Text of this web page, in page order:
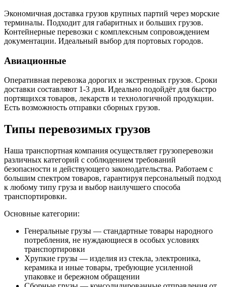
Экономичная доставка грузов крупных партий через морские
терминалы. Подходит для габаритных и больших грузов.
Контейнерные перевозки с комплексным сопровождением
документации. Идеальный выбор для портовых городов.
Авиационные
Оперативная перевозка дорогих и экстренных грузов. Сроки
доставки составляют 1-3 дня. Идеально подойдёт для быстро
портящихся товаров, лекарств и технологичной продукции.
Есть возможность отправки сборных грузов.
Типы перевозимых грузов
Наша транспортная компания осуществляет грузоперевозки
различных категорий с соблюдением требований
безопасности и действующего законодательства. Работаем с
большим спектром товаров, гарантируя персональный подход
к любому типу груза и выбор наилучшего способа
транспортировки.
Основные категории:
Генеральные грузы — стандартные товары народного
потребления, не нуждающиеся в особых условиях
транспортировки
Хрупкие грузы — изделия из стекла, электроника,
керамика и иные товары, требующие усиленной
упаковке и бережном обращении